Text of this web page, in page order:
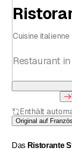
Cuisine italienne
Restaurant
Enthält
Original auf
Das Ristorante